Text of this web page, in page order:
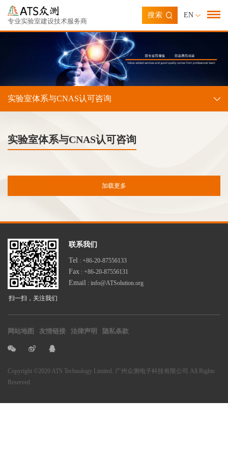
专业实验室建设技术服务商
搜索 EN
实验室体系与CNAS认可咨询
实验室体系与CNAS认可咨询
加载更多
扫一扫，关注我们
联系我们
Tel : +86-20-87556133
Fax : +86-20-87556131
Email : info@ATSolution.org
网站地图 友情链接 法律声明 隐私条款
Copyright ©2020 ATS Technology Limited. 广州众测电子科技有限公司 All Rights
Reserved